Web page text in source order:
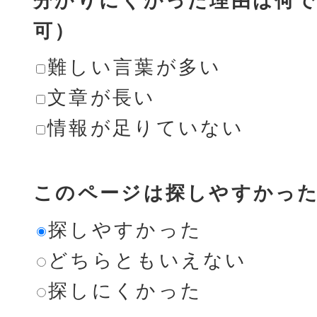
可）
難しい言葉が多い
文章が長い
情報が足りていない
このページは探しやすかっ
探しやすかった
どちらともいえない
探しにくかった